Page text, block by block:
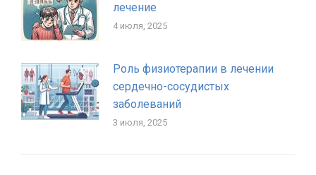
лечение
4 июля, 2025
Роль физиотерапии в лечении
сердечно-сосудистых
заболеваний
3 июля, 2025